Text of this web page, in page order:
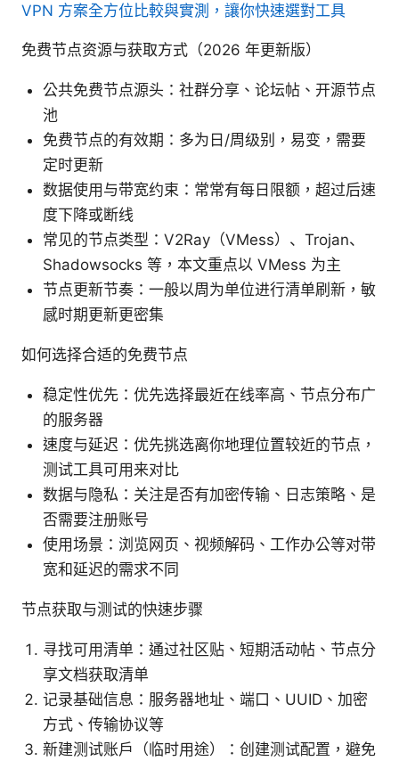
VPN 方案全方位比較與實測，讓你快速選對工具
免费节点资源与获取方式（2026 年更新版）
公共免费节点源头：社群分享、论坛帖、开源节点
池
免费节点的有效期：多为日/周级别，易变，需要
定时更新
数据使用与带宽约束：常常有每日限额，超过后速
度下降或断线
常见的节点类型：V2Ray（VMess）、Trojan、
Shadowsocks 等，本文重点以 VMess 为主
节点更新节奏：一般以周为单位进行清单刷新，敏
感时期更新更密集
如何选择合适的免费节点
稳定性优先：优先选择最近在线率高、节点分布广
的服务器
速度与延迟：优先挑选离你地理位置较近的节点，
测试工具可用来对比
数据与隐私：关注是否有加密传输、日志策略、是
否需要注册账号
使用场景：浏览网页、视频解码、工作办公等对带
宽和延迟的需求不同
节点获取与测试的快速步骤
寻找可用清单：通过社区贴、短期活动帖、节点分
享文档获取清单
记录基础信息：服务器地址、端口、UUID、加密
方式、传输协议等
新建测试账户（临时用途）：创建测试配置，避免